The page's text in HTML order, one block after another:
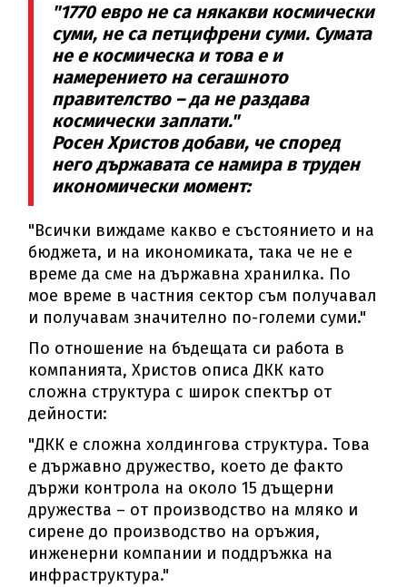
"1770 евро не са някакви космически
суми, не са петцифрени суми. Сумата
не е космическа и това е и
намерението на сегашното
правителство – да не раздава
космически заплати."
Росен Христов добави, че според
него държавата се намира в труден
икономически момент:
"Всички виждаме какво е състоянието и на
бюджета, и на икономиката, така че не е
време да сме на държавна хранилка. По
мое време в частния сектор съм получавал
и получавам значително по-големи суми."
По отношение на бъдещата си работа в
компанията, Христов описа ДКК като
сложна структура с широк спектър от
дейности:
"ДКК е сложна холдингова структура. Това
е държавно дружество, което де факто
държи контрола на около 15 дъщерни
дружества – от производство на мляко и
сирене до производство на оръжия,
инженерни компании и поддръжка на
инфраструктура."